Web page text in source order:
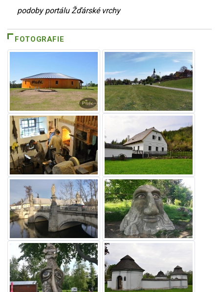
podoby portálu Žďárské vrchy
FOTOGRAFIE